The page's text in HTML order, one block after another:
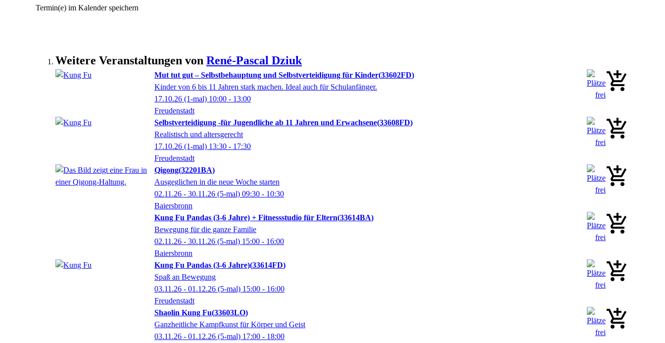
Termin(e) im Kalender speichern
Weitere Veranstaltungen von René-Pascal Dziuk
Mut tut gut – Selbstbehauptung und Selbstverteidigung für Kinder 33602FD
Kinder von 6 bis 11 Jahren stark machen. Ideal auch für Schulanfänger.
17.10.26 (1-mal) 10:00 - 13:00
Freudenstadt
Selbstverteidigung -für Jugendliche ab 11 Jahren und Erwachsene 33608FD
Realistisch und altersgerecht
17.10.26 (1-mal) 13:30 - 17:30
Freudenstadt
Qigong 32201BA
Ausgeglichen in die neue Woche starten
02.11.26 - 30.11.26 (5-mal) 09:30 - 10:30
Baiersbronn
Kung Fu Pandas (3-6 Jahre) + Fitnessstudio für Eltern 33614BA
Bewegung für die ganze Familie
02.11.26 - 30.11.26 (5-mal) 15:00 - 16:00
Baiersbronn
Kung Fu Pandas (3-6 Jahre) 33614FD
Spaß an Bewegung
03.11.26 - 01.12.26 (5-mal) 15:00 - 16:00
Freudenstadt
Shaolin Kung Fu 33603LO
Ganzheitliche Kampfkunst für Körper und Geist
03.11.26 - 01.12.26 (5-mal) 17:00 - 18:00